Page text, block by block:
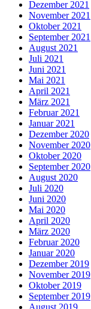
Dezember 2021
November 2021
Oktober 2021
September 2021
August 2021
Juli 2021
Juni 2021
Mai 2021
April 2021
März 2021
Februar 2021
Januar 2021
Dezember 2020
November 2020
Oktober 2020
September 2020
August 2020
Juli 2020
Juni 2020
Mai 2020
April 2020
März 2020
Februar 2020
Januar 2020
Dezember 2019
November 2019
Oktober 2019
September 2019
August 2019